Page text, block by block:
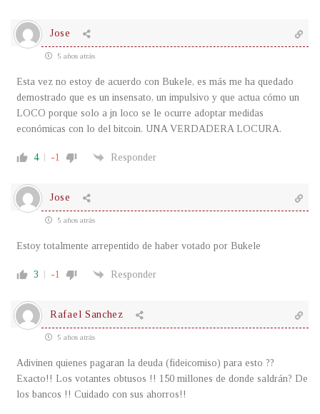
Jose
5 años atrás
Esta vez no estoy de acuerdo con Bukele, es más me ha quedado
demostrado que es un insensato, un impulsivo y que actua cómo un
LOCO porque solo a jn loco se le ocurre adoptar medidas
económicas con lo del bitcoin. UNA VERDADERA LOCURA.
4 -1 Responder
Jose
5 años atrás
Estoy totalmente arrepentido de haber votado por Bukele
3 -1 Responder
Rafael Sanchez
5 años atrás
Adivinen quienes pagaran la deuda (fideicomiso) para esto ??
Exacto!! Los votantes obtusos !! 150 millones de donde saldrán? De
los bancos !! Cuidado con sus ahorros!!